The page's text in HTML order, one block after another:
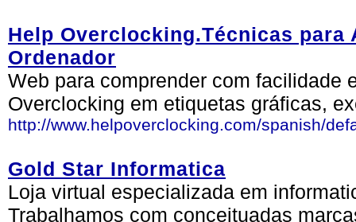
Help Overclocking.Técnicas para
Ordenador
Web para comprender com facilidade
Overclocking em etiquetas gráficas,
http://www.helpoverclocking.com/spanish/
Gold Star Informatica
Loja virtual especializada em
Trabalhamos com conceituadas